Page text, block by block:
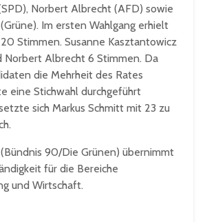
Norbert Albrecht (AFD) sowie
Im ersten Wahlgang erhielt
Stimmen. Susanne Kasztantowicz
Norbert Albrecht 6 Stimmen. Da
die Mehrheit des Rates
eine Stichwahl durchgeführt
sich Markus Schmitt mit 23 zu
90/Die Grünen) übernimmt
für die Bereiche
und Wirtschaft.